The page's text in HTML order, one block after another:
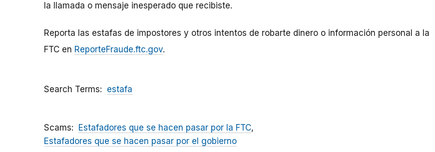
la llamada o mensaje inesperado que recibiste.
Reporta las estafas de impostores y otros intentos de robarte dinero o información personal a la
FTC en ReporteFraude.ftc.gov.
Search Terms estafa
Scams
Estafadores que se hacen pasar por la FTC
Estafadores que se hacen pasar por el gobierno